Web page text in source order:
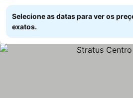
Selecione as datas para ver os
exatos.